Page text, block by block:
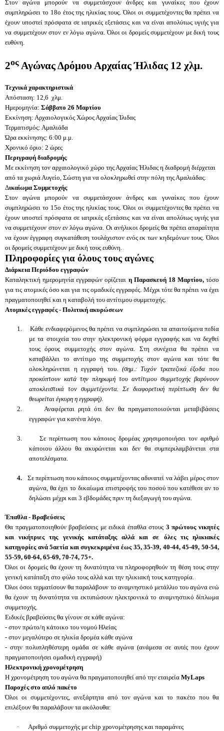
Στον αγώνα μπορούν να συμμετάσχουν άνδρες και γυναίκες που έχουν
συμπληρώσει το 18ο έτος της ηλικίας τους. Όλοι οι συμμετέχοντες θα πρέπει να
έχουν υποστεί πρόσφατα σε ιατρικές εξετάσεις και να είναι απολύτως υγιής για
να συμμετέχουν στον εν λόγω αγώνα. Όλοι οι δρομείς συμμετέχουν με δική τους
ευθύνη.
2ος Αγώνας Δρόμου Αρχαίας Ήλιδας 12 χλμ.
Τεχνικά χαρακτηριστικά
Απόσταση: 12,6 χλμ.
Ημερομηνία: Σάββατο 26 Μαρτίου
Εκκίνηση: Αρχαιολογικός Χώρος Αρχαίας Ίλιδας
Τερματισμός: Αμαλιάδα
Ώρα εκκίνησης: 6:00 μ.μ.
Χρονικό όριο: 2 ώρες
Περιγραφή διαδρομής
Με εκκίνηση τον αρχαιολογικό χώρο της Αρχαίας Ήλιδας η διαδρομή διέρχεται
από τα χωριά Αυγείο, Σώστη για να ολοκληρωθεί στην πόλη της Αμαλιάδας.
Δικαίωμα Συμμετοχής
Στον αγώνα μπορούν να συμμετάσχουν άνδρες και γυναίκες που έχουν
συμπληρώσει το 15ο έτος της ηλικίας τους. Όλοι οι συμμετέχοντες θα πρέπει να
έχουν υποστεί πρόσφατα σε ιατρικές εξετάσεις και να είναι απολύτως υγιής για
να συμμετέχουν στον εν λόγω αγώνα. Οι ανήλικοι δρομείς θα πρέπει απαραίτητα
να έχουν έγγραφη συγκατάθεση τουλάχιστον ενός εκ των κηδεμόνων τους.Όλοι
οι δρομείς συμμετέχουν με δική τους ευθύνη.
Πληροφορίες για όλους τους αγώνες
Διάρκεια Περιόδου εγγραφών
Καταληκτική ημερομηνία εγγραφών ορίζεται η Παρασκευή 18 Μαρτίου,τόσο
για τις ατομικές όσο και για τις ομαδικές εγγραφές. Μέχρι τότε θα πρέπει να έχει
πραγματοποιηθεί και η καταβολή του αντίτιμου συμμετοχής.
Ατομικές εγγραφές - Πολιτική ακυρώσεων
1.
Κάθε ενδιαφερόμενος θα πρέπει να συμπληρώσει τα απαιτούμενα πεδία
με τα στοιχεία του στην ηλεκτρονική φόρμα εγγραφής και να δεχθεί
τους όρους συμμετοχής στον αγώνα. Στη συνέχεια θα πρέπει να
καταβάλλει το αντίτιμο της συμμετοχής στον αγώνα και τότε θα
ολοκληρώνεται η εγγραφή του. (σημ.: Τυχόν τραπεζικά έξοδα που
προκύπτουν κατά την πληρωμή του αντίτιμου συμμετοχής βαρύνουν
αποκλειστικά τον συμμετέχοντα. Σε διαφορετική περίπτωση δεν θα
θεωρείται έγκυρη η εγγραφή).
2.
Αναφέρεται ρητά ότι δεν θα πραγματοποιούνται μεταβιβάσεις
εγγραφών για κανένα λόγο.
3.
Σε περίπτωση που κάποιος δρομέας χρησιμοποιήσει τον αριθμό
κάποιου άλλου θα ακυρώνεται και δεν θα συμπεριλαμβάνεται στα
αποτελέσματα.
4.
Σε περίπτωση που κάποιος συμμετέχοντας αδυνατεί να λάβει μέρος στον
αγώνα, θα έχει το δικαίωμα επιστροφής του ποσού που κατέθεσε αν το
δηλώσει μέχρι και 3 εβδομάδες πριν τη διεξαγωγή του αγώνα.
Έπαθλα - Βραβεύσεις
Θα πραγματοποιηθούν βραβεύσεις με ειδικά έπαθλα στους 3 πρώτους νικητές
και νικήτριες της γενικής κατάταξης αλλά και σε όλες τις ηλικιακές
κατηγορίες ανά 5αετία και συγκεκριμένα έως 35, 35-39, 40-44, 45-49, 50-54,
55-59, 60-64, 65-69, 70-74, 75+.
Όλοι οι δρομείς θα έχουν τη δυνατότητα να πληροφορηθούν τη θέση τους στην
γενική κατάταξη στο φύλο τους αλλά και την ηλικιακή τους κατηγορία.
Όλοι όσοι τερματίσουν θα παραλάβουν το αναμνηστικό μετάλλιο του αγώνα ενώ
θα έχουν τη δυνατότητα να εκτυπώσουν ηλεκτρονικά το αναμνηστικό δίπλωμα
συμμετοχής.
Ειδικές βραβεύσεις θα γίνουν σε κάθε αγώνα:
- στον πρώτο/η κάτοικο του νομού Ηλείας
- στον μεγαλύτερο σε ηλικία δρομέα κάθε αγώνα
- στην πολυπληθέστερη ομάδα σε κάθε αγώνα (ανάμεσα σε αυτές που έχουν
πραγματοποιήσει ομαδική εγγραφή)
Ηλεκτρονική χρονομέτρηση
Η χρονομέτρηση του αγώνα θα πραγματοποιηθεί από την εταιρεία MyLaps
Παροχές στο απλό πακέτο
Όλοι οι συμμετέχοντες, ανεξάρτητα από τον αγώνα και το πακέτο που θα
επιλέξουν θα παραλάβουν τα ακόλουθα:
· Αριθμό συμμετοχής με chip χρονομέτρησης και παραμάνες